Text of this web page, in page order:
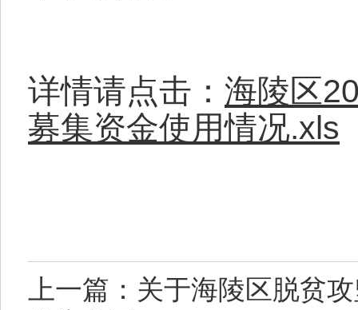
详情请点击： 海陵区
募集资金使用情况.xls
上一篇：关于海陵区脱贫